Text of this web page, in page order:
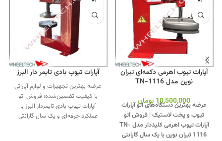
آپارات تیوب اهرمی دکمه‌ای تیران
نوین مدل TN-1116
10,500,000تومان
عرضه بهترین دستگاه‌های اتو آپارات
تیوب و پخت لاستیک | فروش اتو
آپارات تیوب اهرمی کلیددار مدل TN-
1116 تیران نوین با یک سال گارانتی
آپارات تیوپ بادی تایمر دار البرز
عرضه بهترین تجهیزات و لوازم آپاراتی
با کیفیت تضمین‌شده؛ فروش اتو
آپارات تیوب بادی تایمردار البرز با
عملکرد حرفه‌ای و یک سال گارانتی